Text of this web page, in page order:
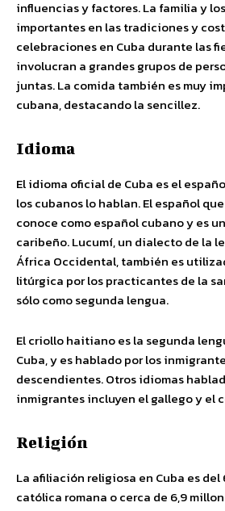
influencias y factores. La familia y
importantes en las tradiciones y
celebraciones en Cuba durante las
involucran a grandes grupos de
juntas. La comida también es muy
cubana, destacando la sencillez.
Idioma
El idioma oficial de Cuba es el
los cubanos lo hablan. El español
conoce como español cubano y es
caribeño. Lucumí, un dialecto de la
África Occidental, también es
litúrgica por los practicantes de la
sólo como segunda lengua.
El criollo haitiano es la segunda
Cuba, y es hablado por los
descendientes. Otros idiomas
inmigrantes incluyen el gallego y el
Religión
La afiliación religiosa en Cuba es del
católica romana o cerca de 6,9